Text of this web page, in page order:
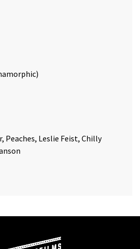
Peaches, Leslie Feist, Chilly